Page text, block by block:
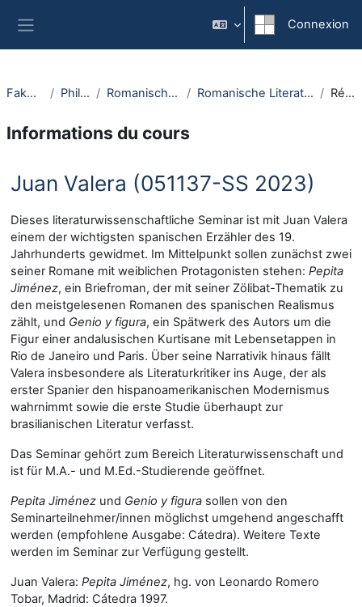
Connexion
Fakultäten Philologie Romanisches Seminar Romanische Literaturwissenschaft Résumé
Informations du cours
Juan Valera (051137-SS 2023)
Dieses literaturwissenschaftliche Seminar ist mit Juan Valera
einem der wichtigsten spanischen Erzähler des 19.
Jahrhunderts gewidmet. Im Mittelpunkt sollen zunächst zwei
seiner Romane mit weiblichen Protagonisten stehen: Pepita
Jiménez, ein Briefroman, der mit seiner Zölibat-Thematik zu
den meistgelesenen Romanen des spanischen Realismus
zählt, und Genio y figura, ein Spätwerk des Autors um die
Figur einer andalusischen Kurtisane mit Lebensetappen in
Rio de Janeiro und Paris. Über seine Narrativik hinaus fällt
Valera insbesondere als Literaturkritiker ins Auge, der als
erster Spanier den hispanoamerikanischen Modernismus
wahrnimmt sowie die erste Studie überhaupt zur
brasilianischen Literatur verfasst.
Das Seminar gehört zum Bereich Literaturwissenschaft und
ist für M.A.- und M.Ed.-Studierende geöffnet.
Pepita Jiménez und Genio y figura sollen von den
Seminarteilnehmer/innen möglichst umgehend angeschafft
werden (empfohlene Ausgabe: Cátedra). Weitere Texte
werden im Seminar zur Verfügung gestellt.
Juan Valera: Pepita Jiménez, hg. von Leonardo Romero
Tobar, Madrid: Cátedra 1997.